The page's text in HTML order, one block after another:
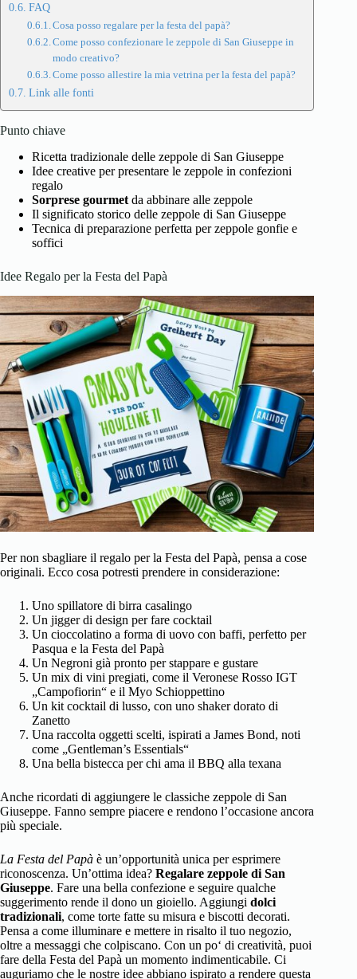
FAQ
Cosa posso regalare per la festa del papà?
Come posso confezionare le zeppole di San Giuseppe in
modo creativo?
Come posso allestire la mia vetrina per la festa del papà?
Link alle fonti
Punto chiave
Ricetta tradizionale delle zeppole di San Giuseppe
Idee creative per presentare le zeppole in confezioni
regalo
Sorprese gourmet da abbinare alle zeppole
Il significato storico delle zeppole di San Giuseppe
Tecnica di preparazione perfetta per zeppole gonfie e
soffici
Idee Regalo per la Festa del Papà
Per non sbagliare il regalo per la Festa del Papà, pensa a cose
originali. Ecco cosa potresti prendere in considerazione:
Uno spillatore di birra casalingo
Un jigger di design per fare cocktail
Un cioccolatino a forma di uovo con baffi, perfetto per
Pasqua e la Festa del Papà
Un Negroni già pronto per stappare e gustare
Un mix di vini pregiati, come il Veronese Rosso IGT
„Campofiorin“ e il Myo Schioppettino
Un kit cocktail di lusso, con uno shaker dorato di
Zanetto
Una raccolta oggetti scelti, ispirati a James Bond, noti
come „Gentleman’s Essentials“
Una bella bistecca per chi ama il BBQ alla texana
Anche ricordati di aggiungere le classiche zeppole di San
Giuseppe. Fanno sempre piacere e rendono l’occasione ancora
più speciale.
La Festa del Papà è un’opportunità unica per esprimere
riconoscenza. Un’ottima idea? Regalare zeppole di San
Giuseppe. Fare una bella confezione e seguire qualche
suggerimento rende il dono un gioiello. Aggiungi dolci
tradizionali, come torte fatte su misura e biscotti decorati.
Pensa a come illuminare e mettere in risalto il tuo negozio,
oltre a messaggi che colpiscano. Con un po‘ di creatività, puoi
fare della Festa del Papà un momento indimenticabile. Ci
auguriamo che le nostre idee abbiano ispirato a rendere questa